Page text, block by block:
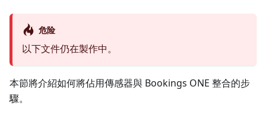
危险
以下文件仍在製作中。
本節將介紹如何將佔用傳感器與 Bookings ONE 整合的步
驟。